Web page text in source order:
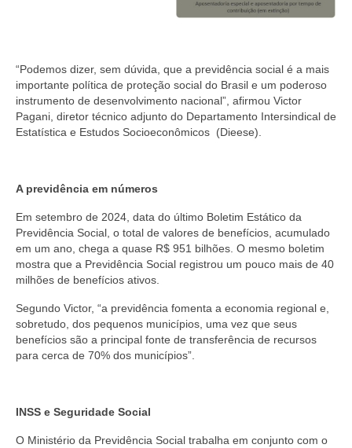
“Podemos dizer, sem dúvida, que a previdência social é a mais
importante política de proteção social do Brasil e um poderoso
instrumento de desenvolvimento nacional”, afirmou Victor
Pagani, diretor técnico adjunto do Departamento Intersindical de
Estatística e Estudos Socioeconômicos (Dieese).
A previdência em números
Em setembro de 2024, data do último Boletim Estático da
Previdência Social, o total de valores de benefícios, acumulado
em um ano, chega a quase R$ 951 bilhões. O mesmo boletim
mostra que a Previdência Social registrou um pouco mais de 40
milhões de benefícios ativos.
Segundo Victor, “a previdência fomenta a economia regional e,
sobretudo, dos pequenos municípios, uma vez que seus
benefícios são a principal fonte de transferência de recursos
para cerca de 70% dos municípios”.
INSS e Seguridade Social
O Ministério da Previdência Social trabalha em conjunto com o